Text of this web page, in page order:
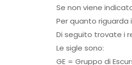
Se non viene
Per quanto riguarda
Di seguito trovate i
Le sigle sono:
GE = Gruppo di